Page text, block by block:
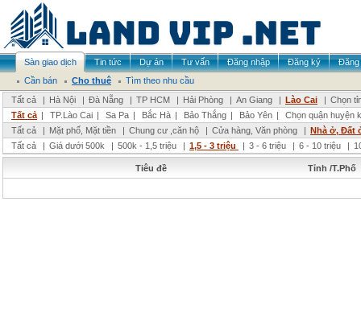
Sàn giao dịch Tin tức Dự án Tư vấn Đăng nhập Đăng ký
Đăng
Cần bán
Cho thuê
Tìm theo nhu cầu
Tất cả
| Hà Nội | Đà Nẵng | TP HCM | Hải Phòng | An Giang | Lào Cai | Chọn
Tất cả | TP.Lào Cai | Sa Pa | Bắc Hà | Bảo Thắng | Bảo Yên |
Chọn quận huyện
Tất cả
| Mặt phố, Mặt tiền | Chung cư ,căn hộ | Cửa hàng, Văn phòng | Nhà ở, Đất
Tất cả
| Giá dưới 500k | 500k - 1,5 triệu | 1,5 - 3 triệu | 3 - 6 triệu | 6 - 10 triệu |
Tiêu đề Tỉnh /T.Phố